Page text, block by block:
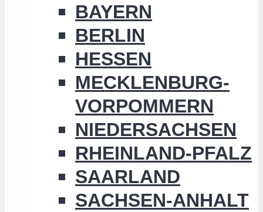
BAYERN
BERLIN
HESSEN
MECKLENBURG-
VORPOMMERN
NIEDERSACHSEN
RHEINLAND-PFALZ
SAARLAND
SACHSEN-ANHALT